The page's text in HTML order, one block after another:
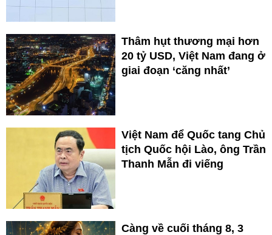
Thâm hụt thương mại hơn
20 tỷ USD, Việt Nam đang ở
giai đoạn ‘căng nhất’
Việt Nam để Quốc tang Chủ
tịch Quốc hội Lào, ông Trần
Thanh Mẫn đi viếng
Càng về cuối tháng 8, 3